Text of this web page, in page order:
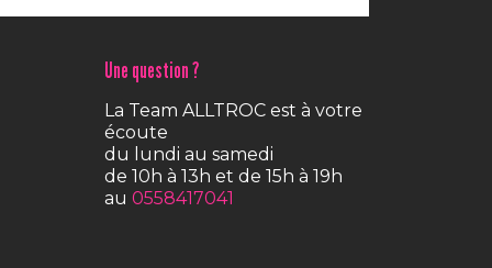
Une question ?
La Team ALLTROC est à votre
écoute
du lundi au samedi
de 10h à 13h et de 15h à 19h
au 0558417041